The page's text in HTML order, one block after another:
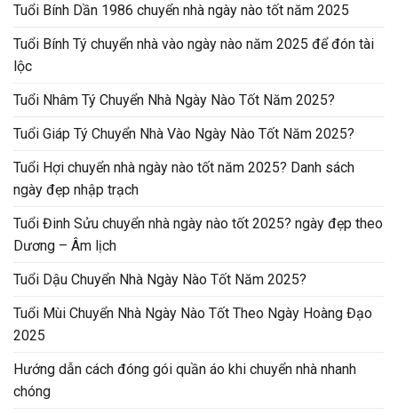
Tuổi Bính Dần 1986 chuyển nhà ngày nào tốt năm 2025
Tuổi Bính Tý chuyển nhà vào ngày nào năm 2025 để đón tài
lộc
Tuổi Nhâm Tý Chuyển Nhà Ngày Nào Tốt Năm 2025?
Tuổi Giáp Tý Chuyển Nhà Vào Ngày Nào Tốt Năm 2025?
Tuổi Hợi chuyển nhà ngày nào tốt năm 2025? Danh sách
ngày đẹp nhập trạch
Tuổi Đinh Sửu chuyển nhà ngày nào tốt 2025? ngày đẹp theo
Dương – Âm lịch
Tuổi Dậu Chuyển Nhà Ngày Nào Tốt Năm 2025?
Tuổi Mùi Chuyển Nhà Ngày Nào Tốt Theo Ngày Hoàng Đạo
2025
Hướng dẫn cách đóng gói quần áo khi chuyển nhà nhanh
chóng